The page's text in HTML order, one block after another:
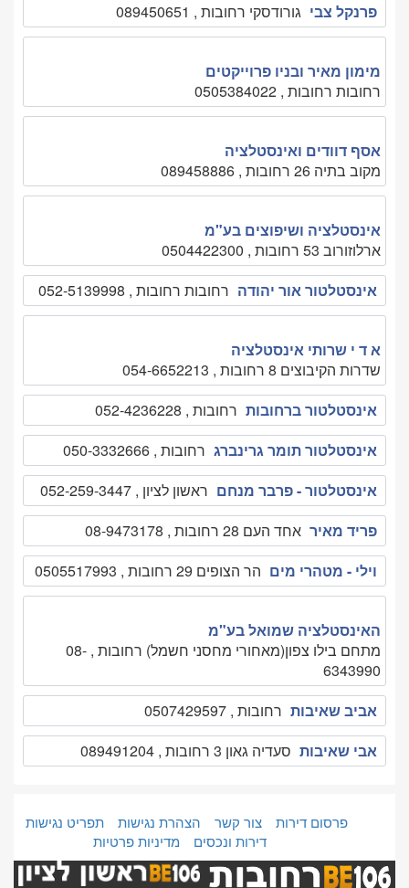
פרנקל צבי גורודסקי רחובות , 089450651
מימון מאיר ובניו פרוייקטים
רחובות רחובות , 0505384022
אסף דוודים ואינסטלציה
מקוב בתיה 26 רחובות , 089458886
אינסטלציה ושיפוצים בע"מ
ארלוזורוב 53 רחובות , 0504422300
אינסטלטור אור יהודה רחובות רחובות , 052-5139998
א ד י שרותי אינסטלציה
שדרות הקיבוצים 8 רחובות , 054-6652213
אינסטלטור ברחובות רחובות , 052-4236228
אינסטלטור תומר גרינברג רחובות , 050-3332666
אינסטלטור - פרבר מנחם ראשון לציון , 052-259-3447
פריד מאיר אחד העם 28 רחובות , 08-9473178
וילי - מטהרי מים הר הצופים 29 רחובות , 0505517993
האינסטלציה שמואל בע"מ
מתחם בילו צפון(מאחורי מחסני חשמל) רחובות , 08-
6343990
אביב שאיבות רחובות , 0507429597
אבי שאיבות סעדיה גאון 3 רחובות , 089491204
פרסום דירות צור קשר הצהרת נגישות
תפריט נגישות
דירות ונכסים
מדיניות פרטיות